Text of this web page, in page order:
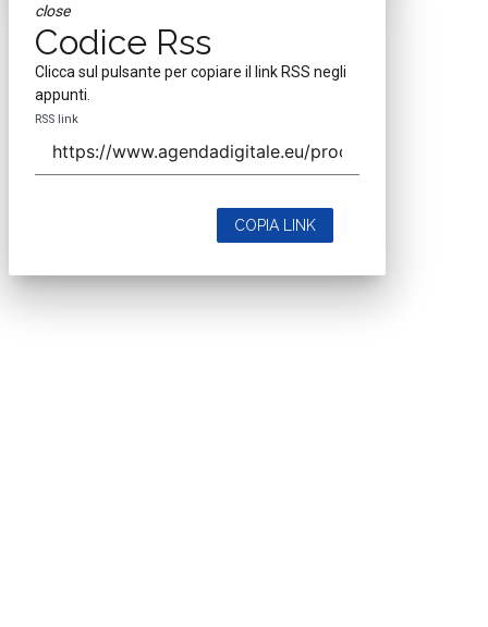
close
Codice Rss
Clicca sul pulsante per copiare il link RSS negli
appunti.
RSS link
COPIA LINK